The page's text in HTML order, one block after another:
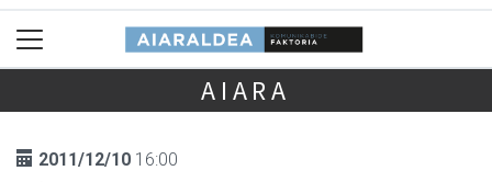
AIARA
2011/12/10 16:00